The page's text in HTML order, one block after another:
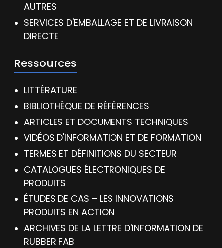
AUTRES
SERVICES D'EMBALLAGE ET DE LIVRAISON
DIRECTE
Ressources
LITTÉRATURE
BIBLIOTHÈQUE DE RÉFÉRENCES
ARTICLES ET DOCUMENTS TECHNIQUES
VIDÉOS D'INFORMATION ET DE FORMATION
TERMES ET DÉFINITIONS DU SECTEUR
CATALOGUES ÉLECTRONIQUES DE
PRODUITS
ÉTUDES DE CAS – LES INNOVATIONS
PRODUITS EN ACTION
ARCHIVES DE LA LETTRE D'INFORMATION DE
RUBBER FAB